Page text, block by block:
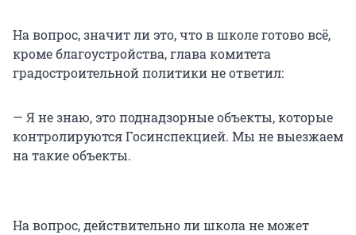
На вопрос, значит ли это, что в школе готово всё,
кроме благоустройства, глава комитета
градостроительной политики не ответил:
— Я не знаю, это поднадзорные объекты, которые
контролируются Госинспекцией. Мы не выезжаем
на такие объекты.
На вопрос, действительно ли школа не может